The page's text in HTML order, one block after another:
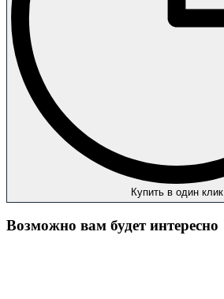
Купить в один клик
Возможно вам будет интересно